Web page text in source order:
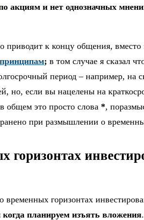
акциям и нет однозначных
приводит к концу общения, вместо
; в том случае я сказал
период – например,
но, если вы нацелены на
общем это просто слова *,
при размышлении о
горизонтах
временных горизонтах
планируем изъять вложения.